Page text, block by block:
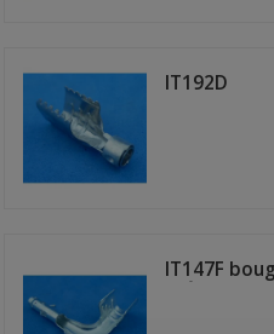
IT192D
IT147F
90°